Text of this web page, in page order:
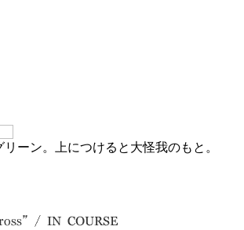
ーン。上につけると大怪我のもと。